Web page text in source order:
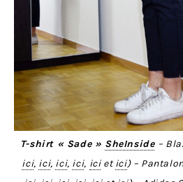
T-shirt « Sade » SheInside –
ici, ici, ici, ici, icietici) –